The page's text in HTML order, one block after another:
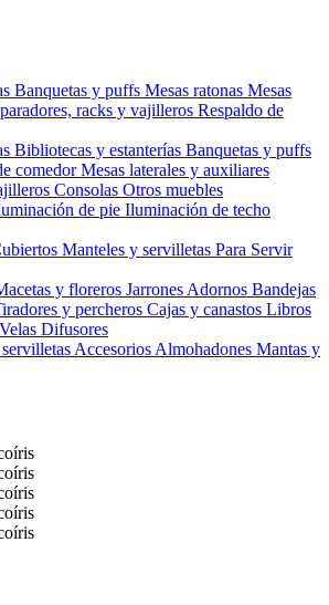
Banquetas y puffs Mesas ratonas Mesas
racks y vajilleros Respaldo de
Bibliotecas y estanterías Banquetas y puffs
comedorMesas laterales y auxiliares
Consolas Otros muebles
de pie Iluminación de techo
Manteles y servilletas Para Servir
y floreros Jarrones Adornos Bandejas
y percheros Cajas y canastos Libros
Velas Difusores
Accesorios Almohadones Mantas y